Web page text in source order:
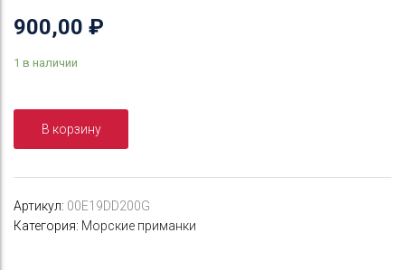
900,00 ₽
1 в наличии
В корзину
Артикул: 00E19DD200G
Категория: Морские приманки